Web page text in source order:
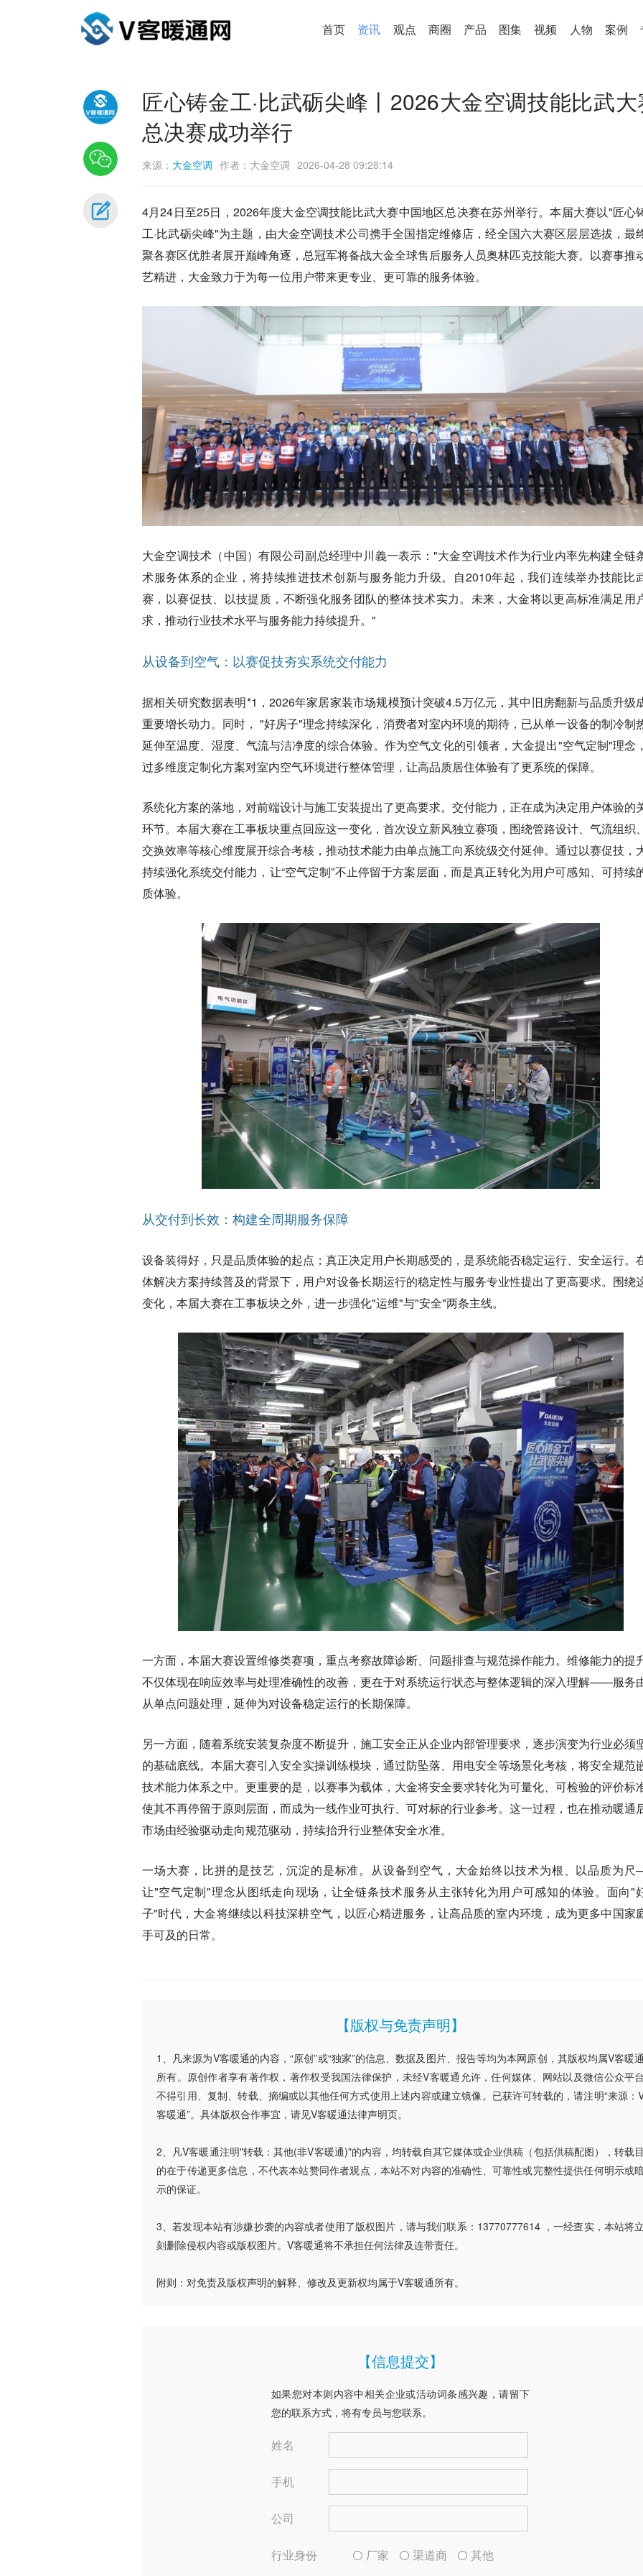
首页 资讯 观点 商圈 产品 图集 视频 人物 案例
匠心铸金工·比武砺尖峰丨2026大金空调技能比武大
总决赛成功举行
来源： 大金空调 作者：大金空调 2026-04-28 09:28:14
4月24日至25日，2026年度大金空调技能比武大赛中国地区总决赛在苏州举行。本届大赛以"匠心
工·比武砺尖峰"为主题，由大金空调技术公司携手全国指定维修店，经全国六大赛区层层选拔，最
聚各赛区优胜者展开巅峰角逐，总冠军将备战大金全球售后服务人员奥林匹克技能大赛。以赛事推
艺精进，大金致力于为每一位用户带来更专业、更可靠的服务体验。
大金空调技术（中国）有限公司副总经理中川義一表示："大金空调技术作为行业内率先构建全链
术服务体系的企业，将持续推进技术创新与服务能力升级。自2010年起，我们连续举办技能比
赛，以赛促技、以技提质，不断强化服务团队的整体技术实力。未来，大金将以更高标准满足用
求，推动行业技术水平与服务能力持续提升。"
从设备到空气：以赛促技夯实系统交付能力
据相关研究数据表明*1，2026年家居家装市场规模预计突破4.5万亿元，其中旧房翻新与品质升级
重要增长动力。同时， "好房子"理念持续深化，消费者对室内环境的期待，已从单一设备的制冷制
延伸至温度、湿度、气流与洁净度的综合体验。作为空气文化的引领者，大金提出"空气定制"理念
过多维度定制化方案对室内空气环境进行整体管理，让高品质居住体验有了更系统的保障。
系统化方案的落地，对前端设计与施工安装提出了更高要求。交付能力，正在成为决定用户体验的
环节。本届大赛在工事板块重点回应这一变化，首次设立新风独立赛项，围绕管路设计、气流组织
交换效率等核心维度展开综合考核，推动技术能力由单点施工向系统级交付延伸。通过以赛促技，
持续强化系统交付能力，让“空气定制”不止停留于方案层面，而是真正转化为用户可感知、可持续
质体验。
从交付到长效：构建全周期服务保障
设备装得好，只是品质体验的起点；真正决定用户长期感受的，是系统能否稳定运行、安全运行。
体解决方案持续普及的背景下，用户对设备长期运行的稳定性与服务专业性提出了更高要求。围绕
变化，本届大赛在工事板块之外，进一步强化"运维"与"安全"两条主线。
一方面，本届大赛设置维修类赛项，重点考察故障诊断、问题排查与规范操作能力。维修能力的提
不仅体现在响应效率与处理准确性的改善，更在于对系统运行状态与整体逻辑的深入理解——服务
从单点问题处理，延伸为对设备稳定运行的长期保障。
另一方面，随着系统安装复杂度不断提升，施工安全正从企业内部管理要求，逐步演变为行业必须
的基础底线。本届大赛引入安全实操训练模块，通过防坠落、用电安全等场景化考核，将安全规范
技术能力体系之中。更重要的是，以赛事为载体，大金将安全要求转化为可量化、可检验的评价标
使其不再停留于原则层面，而成为一线作业可执行、可对标的行业参考。这一过程，也在推动暖通
市场由经验驱动走向规范驱动，持续抬升行业整体安全水准。
一场大赛，比拼的是技艺，沉淀的是标准。从设备到空气，大金始终以技术为根、以品质为
让"空气定制"理念从图纸走向现场，让全链条技术服务从主张转化为用户可感知的体验。面向"
子"时代，大金将继续以科技深耕空气，以匠心精进服务，让高品质的室内环境，成为更多中国家
手可及的日常。
【版权与免责声明】
1、凡来源为V客暖通的内容，“原创”或“独家”的信息、数据及图片、报告等均为本网原创，其版权均属V客暖通
所有。原创作者享有著作权，著作权受我国法律保护，未经V客暖通允许，任何媒体、网站以及微信公众平台
不得引用、复制、转载、摘编或以其他任何方式使用上述内容或建立镜像。已获许可转载的，请注明“来源：
客暖通”。具体版权合作事宜，请见V客暖通法律声明页。
2、凡V客暖通注明"转载：其他(非V客暖通)"的内容，均转载自其它媒体或企业供稿（包括供稿配图），转载目
的在于传递更多信息，不代表本站赞同作者观点，本站不对内容的准确性、可靠性或完整性提供任何明示或
示的保证。
3、若发现本站有涉嫌抄袭的内容或者使用了版权图片，请与我们联系：13770777614 ，一经查实，本站将立
刻删除侵权内容或版权图片。V客暖通将不承担任何法律及连带责任。
附则：对免责及版权声明的解释、修改及更新权均属于V客暖通所有。